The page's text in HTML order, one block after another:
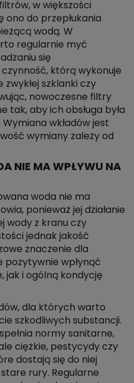
w większości
ono do przepłukania
wodą. W
regularnie myć
się
którą wykonuje
szklanki czy
nowoczesne filtry
tak, aby ich obsługa była
wkładów jest
wymiany zależy od
NIE MA WPŁYWU NA
woda nie ma
ponieważ jej działanie
wody z kranu czy
jednak jakość
znaczenie dla
pozytywnie wpłynąć
jak i ogólną kondycję
dla których warto
szkodliwych substancji.
normy sanitarne,
ciężkie, pestycydy czy
dostają się do niej
rury. Regularne